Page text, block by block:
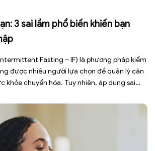
3 sai lầm phổ biến khiến bạn
Fasting – IF) là phương pháp kiểm
được nhiều người lựa chọn để quản lý cân
khỏe chuyển hóa. Tuy nhiên, áp dụng sai